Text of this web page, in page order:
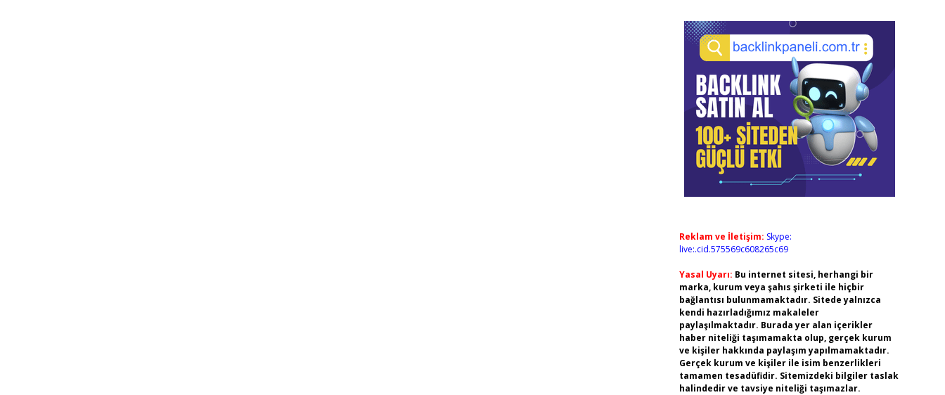
Reklam ve İletişim: Skype:
live:.cid.575569c608265c69
Yasal Uyarı: Bu internet sitesi, herhangi bir
marka, kurum veya şahıs şirketi ile hiçbir
bağlantısı bulunmamaktadır. Sitede yalnızca
kendi hazırladığımız makaleler
paylaşılmaktadır. Burada yer alan içerikler
haber niteliği taşımamakta olup, gerçek kurum
ve kişiler hakkında paylaşım yapılmamaktadır.
Gerçek kurum ve kişiler ile isim benzerlikleri
tamamen tesadüfidir. Sitemizdeki bilgiler taslak
halindedir ve tavsiye niteliği taşımazlar.